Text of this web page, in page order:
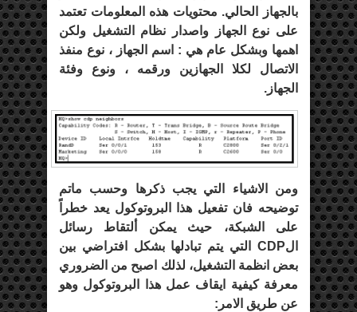
بالجهاز الحالي. محتويات هذه المعلومات تعتمد
على نوع الجهاز واصدار نظام التشغيل ولكن
اهمها وبشكل عام هي : اسم الجهاز ، نوع منفذ
الاتصال لكلا الجهازين ورقمه ، ونوع وفئة
الجهاز.
ومن الاشياء التي يجب ذكرها وحسب ماتم
توضيحه فان تفعيل هذا البروتوكول يعد خطراً
على الشبكة، حيث يمكن ألتقاط رسائل
الCDP التي يتم تبادلها بشكل افتراضي بين
بعض انظمة التشغيل، لذلك اصبح من الضروري
معرفة كيفية ايقاف عمل هذا البروتوكول وهو
عن طريق الامر: